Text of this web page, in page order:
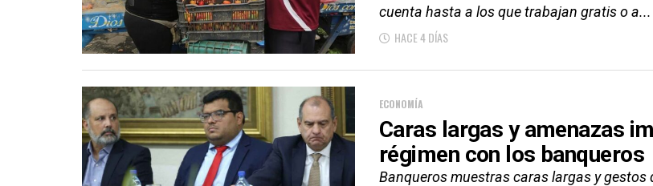
cuenta hasta a los que trabajan gratis o a...
HACE 4 DÍAS
ECONOMÍA
Caras largas y amenazas
régimen con los banqueros
Banqueros muestras caras largas y